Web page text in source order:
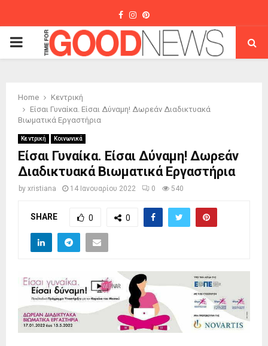
Facebook
Instagram
Pinterest
PRIMARY
Home
Κεντρική
Είσαι Γυναίκα. Είσαι Δύναμη! Δωρεάν Διαδικτυακά
Βιωματικά Εργαστήρια
Κεντρική Κοινωνικά
Είσαι Γυναίκα. Είσαι Δύναμη! Δωρεάν
Διαδικτυακά Βιωματικά Εργαστήρια
by xristiana 14 Ιανουαρίου 2022 0 540
SHARE 0 0